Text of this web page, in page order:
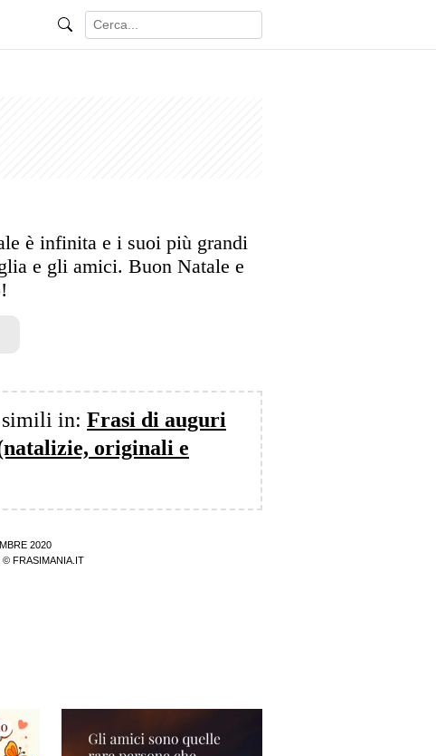
è infinita e i suoi più grandi
e gli amici. Buon Natale e
in: Frasi di auguri
originali e
2020
© FRASIMANIA.IT